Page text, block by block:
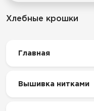
Хлебные крошки
Главная
Вышивка нитками